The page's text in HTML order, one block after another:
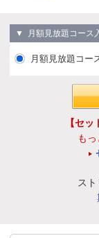
▼ 月額見放題コース
月額見放題コー
【セッ
も
ス